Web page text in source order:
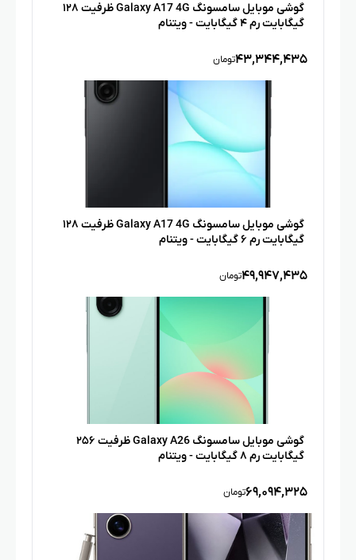
گوشی موبایل سامسونگ Galaxy A17 4G ظرفیت ۱۲۸
گیگابایت رم ۴ گیگابایت - ویتنام
۴۳,۳۴۴,۴۳۵تومان
گوشی موبایل سامسونگ Galaxy A17 4G ظرفیت ۱۲۸
گیگابایت رم ۶ گیگابایت - ویتنام
۴۹,۹۴۷,۴۳۵تومان
گوشی موبایل سامسونگ Galaxy A26 ظرفیت ۲۵۶
گیگابایت رم ۸ گیگابایت­ - ویتنام
۶۹,۰۹۴,۳۲۵تومان